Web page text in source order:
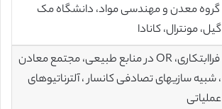
گروه معدن و مهندسی مواد، دانشگاه مک
گیل، مونترال، کانادا
فراابتکاری، OR در منابع طبیعی، مجتمع معادن
، شبیه سازیهای تصادفی کانسار ، آلترناتیوهای
عملیاتی